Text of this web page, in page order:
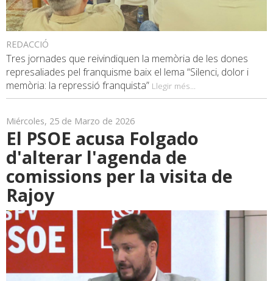
REDACCIÓ
Tres jornades que reivindiquen la memòria de les dones
represaliades pel franquisme baix el lema “Silenci, dolor i
memòria: la repressió franquista” Llegir més...
Miércoles, 25 de Marzo de 2026
El PSOE acusa Folgado
d'alterar l'agenda de
comissions per la visita de
Rajoy